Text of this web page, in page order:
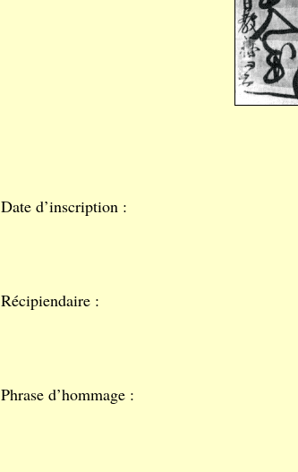
Date d’inscription :
Récipiendaire :
Phrase d’hommage :